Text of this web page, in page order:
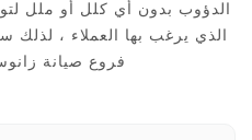
الدؤوب بدون أي كلل أو ملل
الذي يرغب بها العملاء ،
فروع صيانة